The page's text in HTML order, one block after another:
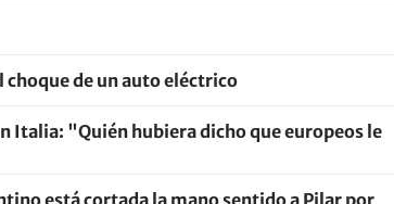
choque de un auto eléctrico
Italia: "Quién hubiera dicho que europeos le
está cortada la mano sentido a Pilar por